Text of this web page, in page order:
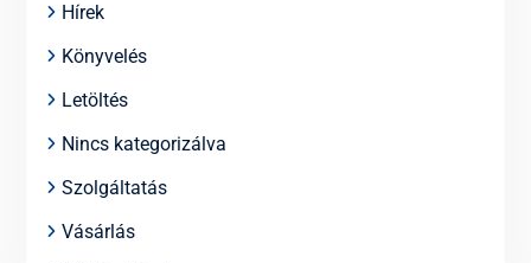
Hírek
Könyvelés
Letöltés
Nincs kategorizálva
Szolgáltatás
Vásárlás